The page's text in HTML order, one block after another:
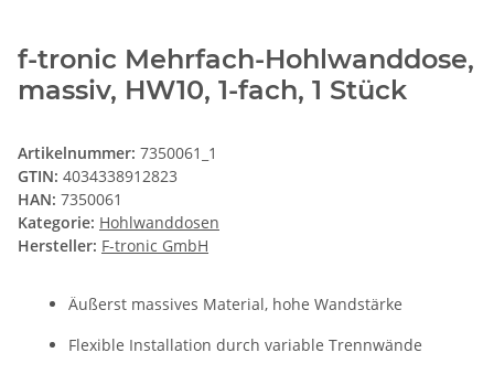
f-tronic Mehrfach-Hohlwanddose,
massiv, HW10, 1-fach, 1 Stück
Artikelnummer: 7350061_1
GTIN: 4034338912823
HAN: 7350061
Kategorie: Hohlwanddosen
Hersteller: F-tronic GmbH
Äußerst massives Material, hohe Wandstärke
Flexible Installation durch variable Trennwände